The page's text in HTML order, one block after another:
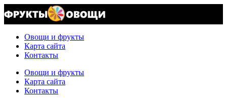
Овощи и фрукты
Карта сайта
Контакты
Овощи и фрукты
Карта сайта
Контакты